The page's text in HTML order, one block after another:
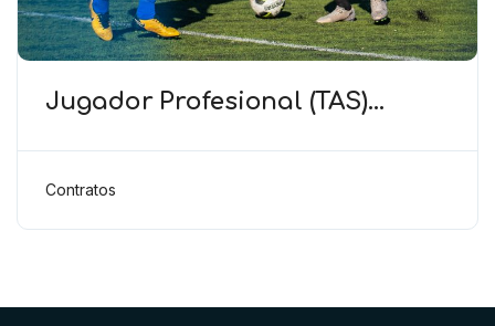
Jugador Profesional (TAS)
demostrar que sus gastos
deportivos son mayores que su
Contratos